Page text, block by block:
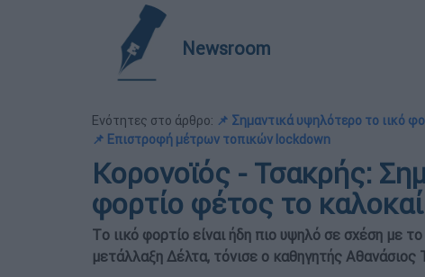
Newsroom
Ενότητες στο άρθρο: 📌 Σημαντικά υψηλότερο το ιικό
📌 Επιστροφή μέτρων τοπικών lockdown
Κορονοϊός - Τσακρής:
φορτίο φέτος το
Tο ιικό φορτίο είναι ήδη πιο υψηλό σε σχέση με
μετάλλαξη Δέλτα, τόνισε ο καθηγητής Αθανάσιος